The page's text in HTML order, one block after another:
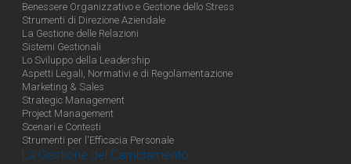
Benessere Organizzativo e Gestione dello Stress
Strumenti di Direzione Aziendale
La Gestione delle Relazioni
Sistemi Gestionali
Lo Sviluppo della Leadership
Aspetti Legali, Normativi e di Regolamentazione
Marketing & Sales
Strategic Management
Project Management
Scenari e Contesti
Strumenti per l'Efficacia Personale
La Gestione del Cambiamento